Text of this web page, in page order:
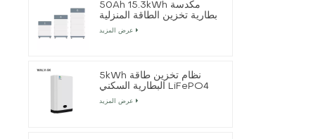
50Ah 15.3kWh مكدسة
بطارية تخزين الطاقة المنزلية
عرض المزيد
5kWh نظام تخزين طاقة
البطارية السكني LiFePO4
عرض المزيد